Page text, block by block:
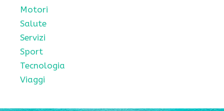
Motori
Salute
Servizi
Sport
Tecnologia
Viaggi